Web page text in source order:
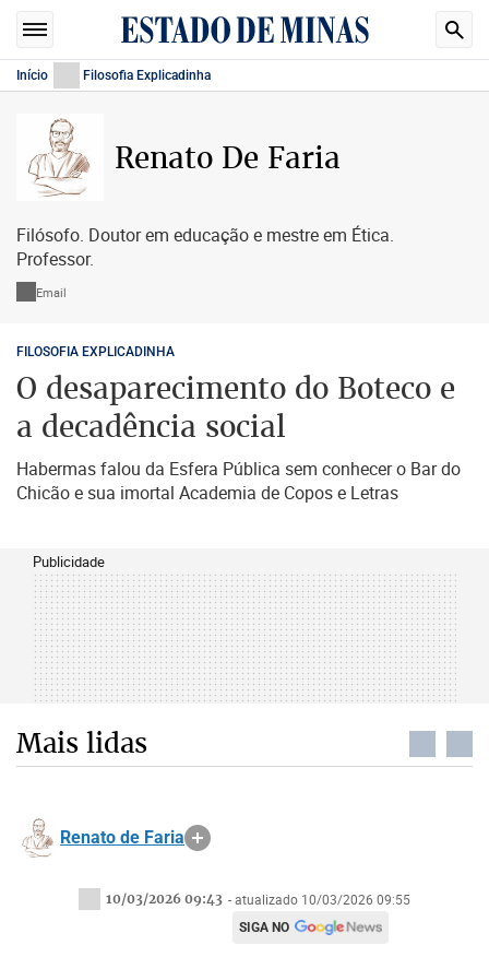
Início Filosofia Explicadinha
Renato De Faria
Filósofo. Doutor em educação e mestre em Ética.
Professor.
Email
FILOSOFIA EXPLICADINHA
O desaparecimento do Boteco e
a decadência social
Habermas falou da Esfera Pública sem conhecer o Bar do
Chicão e sua imortal Academia de Copos e Letras
Publicidade
Mais lidas
Renato de Faria
10/03/2026 09:43 - atualizado 10/03/2026 09:55
SIGA NO